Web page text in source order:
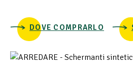
DOVE COMPRARLO